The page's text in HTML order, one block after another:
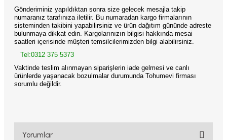
Gönderiminiz yapıldıktan sonra size gelecek mesajla takip
numaranız tarafınıza iletilir. Bu numaradan kargo firmalarının
sisteminden takibini yapabilirsiniz ve ürün dağıtım gününde adreste
bulunmaya dikkat edin. Kargolarınızın bilgisi hakkında mesai
saatleri içerisinde müşteri temsilcilerimizden bilgi alabilirsiniz.
Tel:0312 375 5373
Vaktinde teslim alınmayan siparişlerin iade gelmesi ve canlı
ürünlerde yaşanacak bozulmalar durumunda Tohumevi firması
sorumlu değildir.
Yorumlar